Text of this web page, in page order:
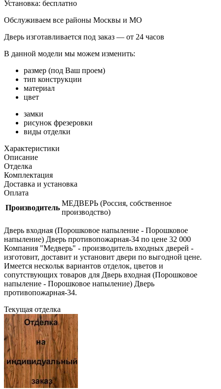
Установка: бесплатно
Обслуживаем все районы Москвы и МО
Дверь изготавливается под заказ — от 24 часов
В данной модели мы можем изменить:
размер (под Ваш проем)
тип конструкции
материал
цвет
замки
рисунок фрезеровки
виды отделки
Характеристики
Описание
Отделка
Комплектация
Доставка и установка
Оплата
Производитель
МЕДВЕРЬ (Россия, собственное
производство)
Дверь входная (Порошковое напыление - Порошковое
напыление) Дверь противопожарная-34 по цене 32 000
Компания "Медверь" - производитель входных дверей -
изготовит, доставит и установит двери по выгодной цене.
Имеется нескольк вариантов отделок, цветов и
сопутствующих товаров для Дверь входная (Порошковое
напыление - Порошковое напыление) Дверь
противопожарная-34.
Текущая отделка